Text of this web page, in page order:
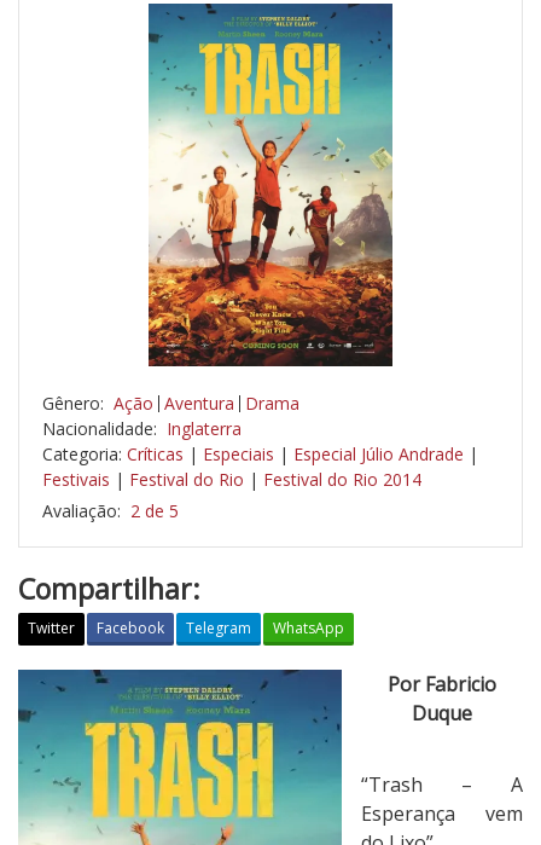
Gênero: Ação Aventura Drama
Nacionalidade: Inglaterra
Categoria: Críticas | Especiais | Especial Júlio Andrade |
Festivais | Festival do Rio | Festival do Rio 2014
Avaliação: 2 de 5
Compartilhar:
Twitter Facebook Telegram WhatsApp
r
s
h
–
Por Fabricio
Duque
“Trash – A
Esperança vem